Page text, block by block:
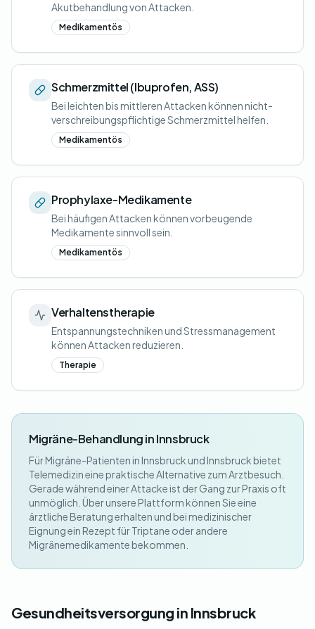
Akutbehandlung von Attacken.
Medikamentös
Schmerzmittel (Ibuprofen, ASS)
Bei leichten bis mittleren Attacken können nicht-
verschreibungspflichtige Schmerzmittel helfen.
Medikamentös
Prophylaxe-Medikamente
Bei häufigen Attacken können vorbeugende
Medikamente sinnvoll sein.
Medikamentös
Verhaltenstherapie
Entspannungstechniken und Stressmanagement
können Attacken reduzieren.
Therapie
Migräne-Behandlung in Innsbruck
Für Migräne-Patienten in Innsbruck und Innsbruck bietet
Telemedizin eine praktische Alternative zum Arztbesuch.
Gerade während einer Attacke ist der Gang zur Praxis oft
unmöglich. Über unsere Plattform können Sie eine
ärztliche Beratung erhalten und bei medizinischer
Eignung ein Rezept für Triptane oder andere
Migränemedikamente bekommen.
Gesundheitsversorgung in Innsbruck